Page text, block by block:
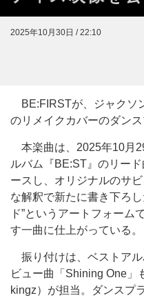
2025年10月30日 / 22:10
BE:FIRSTが、ジャクソ
のリメイクカバーのダン
本楽曲は、2025年10月
ルバム『BE:ST』のリー
ースし、オリジナルのサ
な解釈で新たに書き下ろ
ド”というアートフォーム
す一曲に仕上がっている。
振り付けは、ベストア
ビュー曲「Shining One」
kingz）が担当。ダンスプ